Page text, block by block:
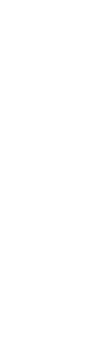
favoritos
favoritos